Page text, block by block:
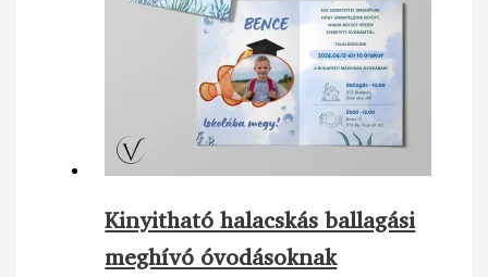
Kinyitható halacskás ballagási
meghívó óvodásoknak